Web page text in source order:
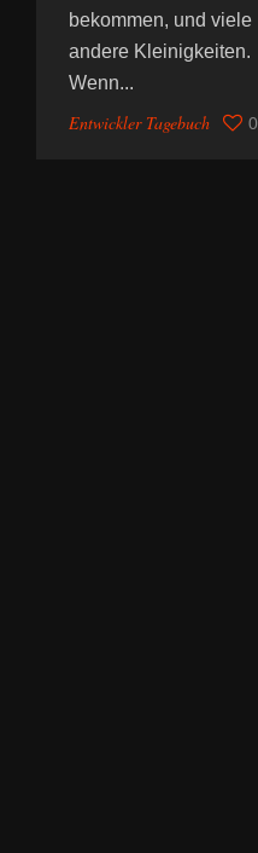
bekommen, und viele
andere Kleinigkeiten.
Wenn...
Entwickler Tagebuch 0